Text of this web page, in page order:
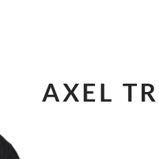
AXEL